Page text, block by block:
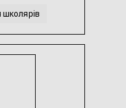
школярів
домашнього завдання з